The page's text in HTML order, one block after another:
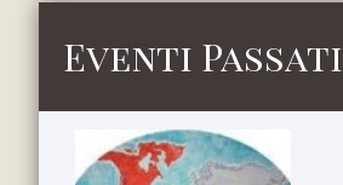
Eventi Passati